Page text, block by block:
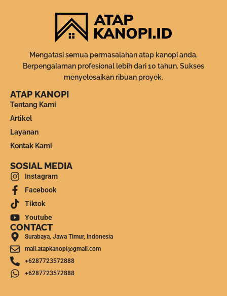
Mengatasi semua permasalahan atap kanopi anda.
Berpengalaman profesional lebih dari 10 tahun. Sukses
menyelesaikan ribuan proyek.
ATAP KANOPI
Tentang Kami
Artikel
Layanan
Kontak Kami
SOSIAL MEDIA
Instagram
Facebook
Tiktok
Youtube
CONTACT
Surabaya, Jawa Timur, Indonesia
mail.atapkanopi@gmail.com
+6287723572888
+6287723572888